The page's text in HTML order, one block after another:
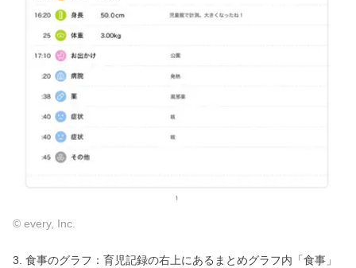
© every, Inc.
3. 食事のグラフ：育児記録の右上にあるまとめグラフ内「食事」